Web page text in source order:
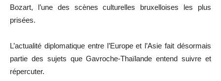
Bozart, l’une des scènes culturelles bruxelloises les plus
prisées.
L’actualité diplomatique entre l’Europe et l’Asie fait désormais
partie des sujets que Gavroche-Thaïlande entend suivre et
répercuter.